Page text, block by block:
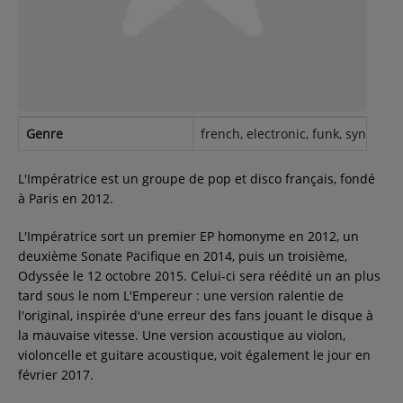
Recherche d'un titre
SE CONNECTER
Genre french, electronic, funk,
L'Impératrice est un groupe de pop et disco français, fondé
à Paris en 2012.
L'Impératrice sort un premier EP homonyme en 2012, un
deuxième Sonate Pacifique en 2014, puis un troisième,
Odyssée le 12 octobre 2015. Celui-ci sera réédité un an plus
tard sous le nom L'Empereur : une version ralentie de
l'original, inspirée d'une erreur des fans jouant le disque à
la mauvaise vitesse. Une version acoustique au violon,
violoncelle et guitare acoustique, voit également le jour en
février 2017.